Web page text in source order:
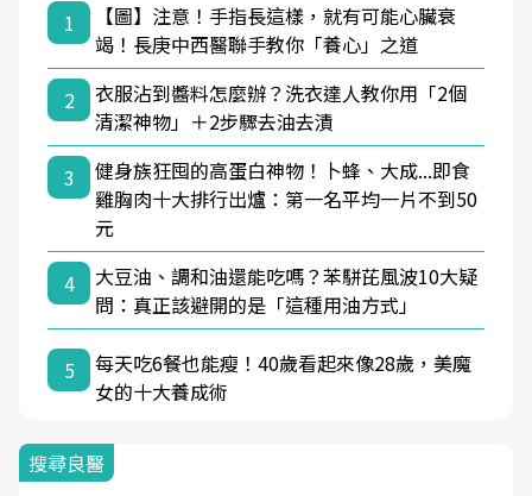
1
【圖】注意！手指長這樣，就有可能心臟衰
竭！長庚中西醫聯手教你「養心」之道
2
衣服沾到醬料怎麼辦？洗衣達人教你用「2個
清潔神物」＋2步驟去油去漬
3
健身族狂囤的高蛋白神物！卜蜂、大成...即食
雞胸肉十大排行出爐：第一名平均一片不到50
元
4
大豆油、調和油還能吃嗎？苯駢芘風波10大疑
問：真正該避開的是「這種用油方式」
5
每天吃6餐也能瘦！40歲看起來像28歲，美魔
女的十大養成術
搜尋良醫